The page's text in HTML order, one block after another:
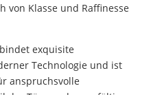
von Klasse und Raffinesse
exquisite
Technologie und ist
anspruchsvolle